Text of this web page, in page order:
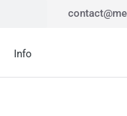
Info